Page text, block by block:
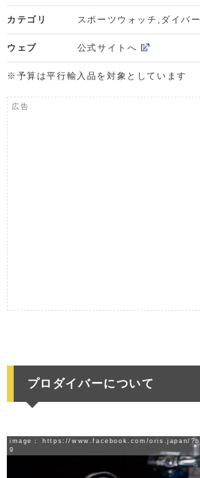
カテゴリ スポーツウォッチ ダイバ
ウェブ 公式サイトへ
※予算は平行輸入品を対象としています
広告
プロダイバーについて
image： https://www.facebook.com/oris.japan/
9